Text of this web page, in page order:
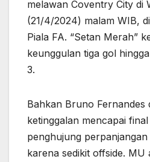
melawan Coventry City di
(21/4/2024) malam WIB,
Piala FA. “Setan Merah”
keunggulan tiga gol
3.
Bahkan Bruno Fernandes
ketinggalan mencapai
penghujung
karena sedikit offside. MU